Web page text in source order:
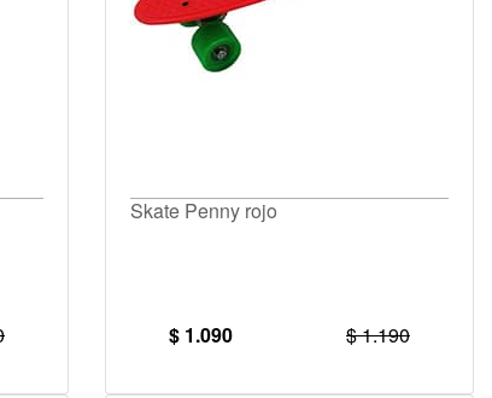
Skate Penny rojo
$ 1.090 $ 1.190